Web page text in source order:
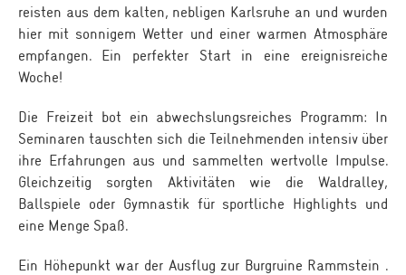
reisten aus dem kalten, nebligen Karlsruhe an und wurden
hier mit sonnigem Wetter und einer warmen Atmosphäre
empfangen. Ein perfekter Start in eine ereignisreiche
Woche!
Die Freizeit bot ein abwechslungsreiches Programm: In
Seminaren tauschten sich die Teilnehmenden intensiv über
ihre Erfahrungen aus und sammelten wertvolle Impulse.
Gleichzeitig sorgten Aktivitäten wie die Waldralley,
Ballspiele oder Gymnastik für sportliche Highlights und
eine Menge Spaß.
Ein Höhepunkt war der Ausflug zur Burgruine Rammstein .